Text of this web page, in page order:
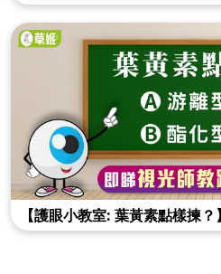
【護眼小教室: 葉黃素點樣揀？】